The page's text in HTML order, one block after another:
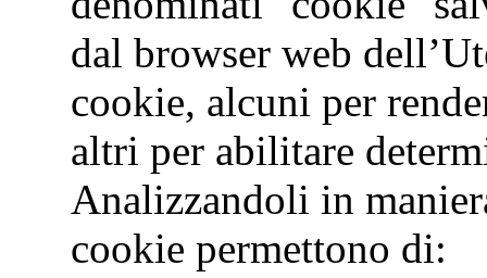
dal browser web
cookie, alcuni per
altri per abilitare
Analizzandoli in
cookie permettono di: